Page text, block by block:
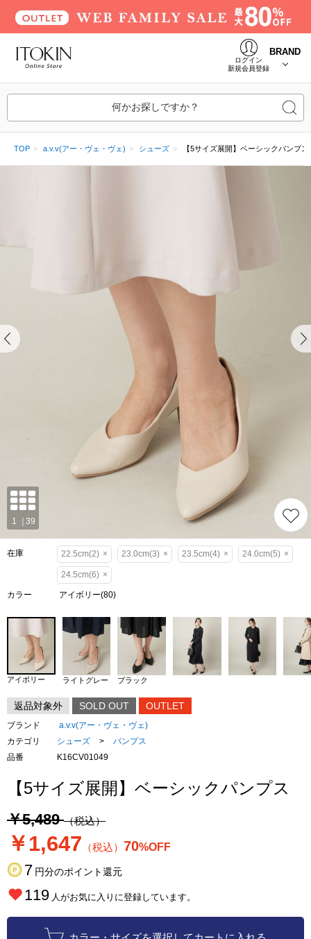
ログイン
新規会員登録
BRAND
何かお探しですか？
TOP a.v.v(アー・ヴェ・ヴェ) シューズ 【5サイズ展開】ベーシックパンプス
在庫 22.5cm(2) × 23.0cm(3) × 23.5cm(4) × 24.0cm(5) ×
24.5cm(6) ×
カラー アイボリー(80)
アイボリー ライトグレー ブラック
返品対象外 SOLD OUT OUTLET
ブランド
a.v.v(アー・ヴェ・ヴェ)
カテゴリ
シューズ >
パンプス
品番
K16CV01049
【5サイズ展開】ベーシックパンプス
￥5,489（税込）
￥1,647 （税込） 70%OFF
7 円分のポイント還元
119 人がお気に入りに登録しています。